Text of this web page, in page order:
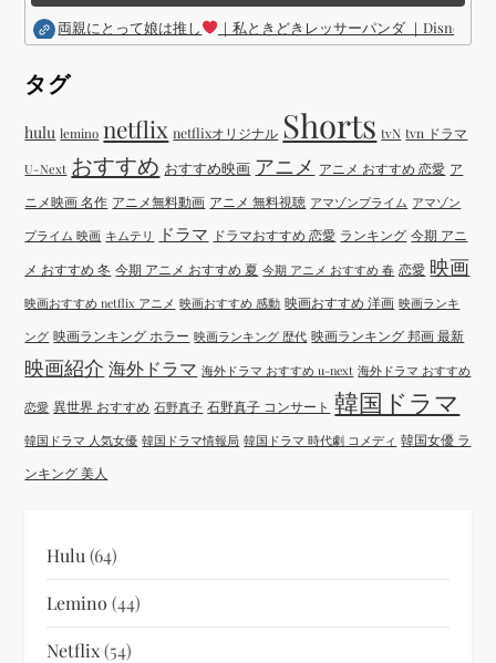
両親にとって娘は推し ｜私ときどきレッサーパンダ ｜Disney (
タグ
hulu lemino netflix netflixオリジナル Shorts tvN tvn ドラマ
U-Next おすすめ おすすめ映画 アニメ アニメ おすすめ 恋愛 ア
ニメ映画 名作 アニメ無料動画 アニメ 無料視聴 アマゾンプライム アマゾン
プライム 映画 キムテリ ドラマ ドラマおすすめ 恋愛 ランキング 今期 アニ
メ おすすめ 冬 今期 アニメ おすすめ 夏 今期 アニメ おすすめ 春 恋愛 映画
映画おすすめ netflix アニメ 映画おすすめ 感動 映画おすすめ 洋画 映画ランキ
ング 映画ランキング ホラー 映画ランキング 歴代 映画ランキング 邦画 最新
映画紹介 海外ドラマ 海外ドラマ おすすめ u-next 海外ドラマ おすすめ
恋愛 異世界 おすすめ 石野真子 石野真子 コンサート 韓国ドラマ
韓国ドラマ 人気女優 韓国ドラマ情報局 韓国ドラマ 時代劇 コメディ 韓国女優 ラ
ンキング 美人
Hulu (64)
Lemino (44)
Netflix(54)